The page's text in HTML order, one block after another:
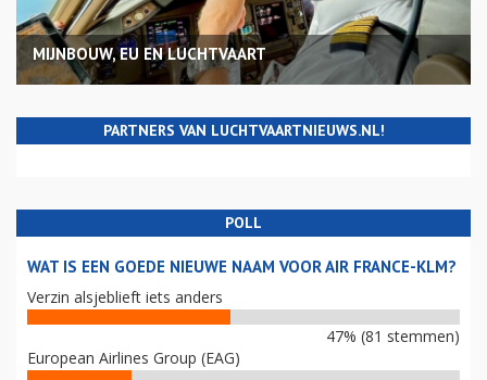
MIJNBOUW, EU EN LUCHTVAART
PARTNERS VAN LUCHTVAARTNIEUWS.NL!
POLL
WAT IS EEN GOEDE NIEUWE NAAM VOOR AIR FRANCE-KLM?
Verzin alsjeblieft iets anders
47% (81 stemmen)
European Airlines Group (EAG)